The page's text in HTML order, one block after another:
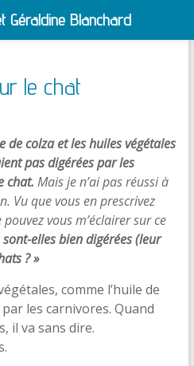
le chat
de colza et les huiles végétales
pas digérées par les
chat. Mais je n’ai pas réussi à
Vu que vous en prescrivez
vous m’éclairer sur ce
elles bien digérées (leur
? »
comme l’huile de
les carnivores. Quand
il va sans dire.
Géraldine Blanchard